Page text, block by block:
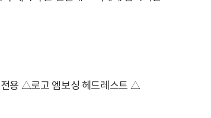
전용 △로고 엠보싱 헤드레스트 △